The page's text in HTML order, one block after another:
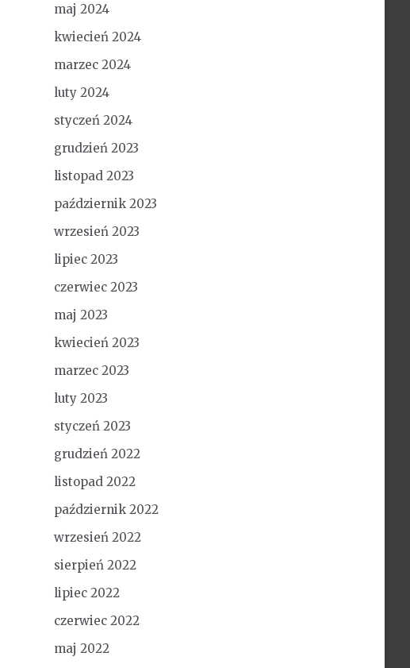
maj 2024
kwiecień 2024
marzec 2024
luty 2024
styczeń 2024
grudzień 2023
listopad 2023
październik 2023
wrzesień 2023
lipiec 2023
czerwiec 2023
maj 2023
kwiecień 2023
marzec 2023
luty 2023
styczeń 2023
grudzień 2022
listopad 2022
październik 2022
wrzesień 2022
sierpień 2022
lipiec 2022
czerwiec 2022
maj 2022